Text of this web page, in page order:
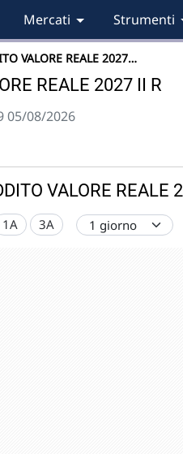
Mercati Strumenti
VALORE REALE 2027…
REALE 2027 II R
05/08/2026
VALORE REALE
1A 3A